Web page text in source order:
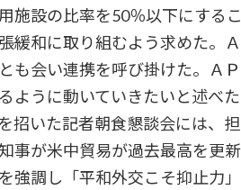
施設の比率を50％以下にする
緩和に取り組むよう求めた。
も会い連携を呼び掛けた。Ａ
ように動いていきたいと述べた
招いた記者朝食懇談会には、
事が米中貿易が過去最高を更
強調し「平和外交こそ抑止力